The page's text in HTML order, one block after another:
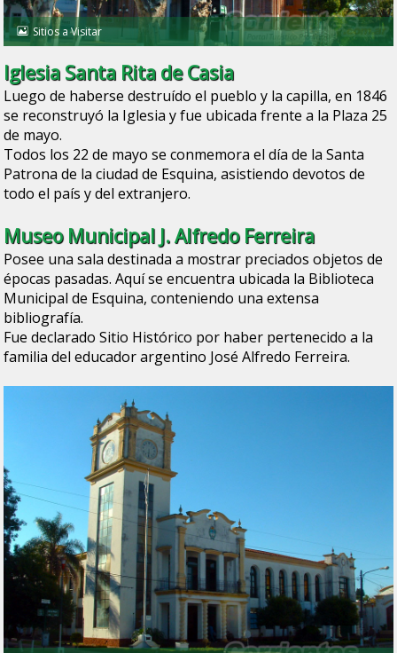
Sitios a Visitar
Iglesia Santa Rita de Casia
Luego de haberse destruído el pueblo y la capilla, en 1846
se reconstruyó la Iglesia y fue ubicada frente a la Plaza 25
de mayo.
Todos los 22 de mayo se conmemora el día de la Santa
Patrona de la ciudad de Esquina, asistiendo devotos de
todo el país y del extranjero.
Museo Municipal J. Alfredo Ferreira
Posee una sala destinada a mostrar preciados objetos de
épocas pasadas. Aquí se encuentra ubicada la Biblioteca
Municipal de Esquina, conteniendo una extensa
bibliografía.
Fue declarado Sitio Histórico por haber pertenecido a la
familia del educador argentino José Alfredo Ferreira.